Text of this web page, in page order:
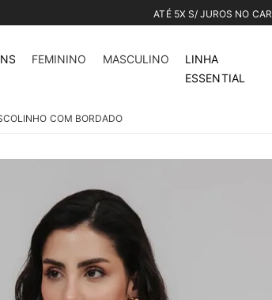
FEMININO MASCULINO
LINHA
ESSENTIAL
COM BORDADO
50%off